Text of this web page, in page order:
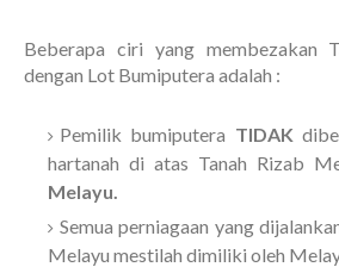
Beberapa ciri yang membezakan
dengan Lot Bumiputera adalah :
Pemilik bumiputera TIDAK
hartanah di atas Tanah Rizab
Melayu.
Semua perniagaan yang
Melayu mestilah dimiliki oleh